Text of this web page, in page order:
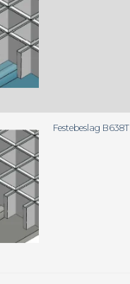
Festebeslag B638T